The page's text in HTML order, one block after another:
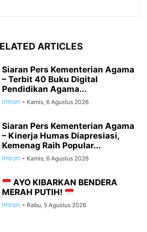
ARTICLES
Siaran Pers Kementerian Agama
– Terbit 40 Buku Digital
Pendidikan Agama...
Imron - Kamis, 6 Agustus 2026
Siaran Pers Kementerian Agama
– Kinerja Humas Diapresiasi,
Kemenag Raih Popular...
Imron - Kamis, 6 Agustus 2026
AYO KIBARKAN BENDERA
MERAH PUTIH!
Imron - Rabu, 5 Agustus 2026